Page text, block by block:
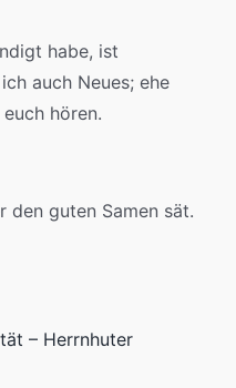
habe, ist
auch Neues; ehe
hören.
den guten Samen sät.
– Herrnhuter